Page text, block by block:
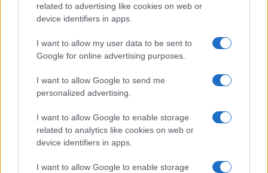
related to advertising like cookies on web or
device identifiers in apps.
I want to allow my user data to be sent to
Google for online advertising purposes.
I want to allow Google to send me
personalized advertising.
I want to allow Google to enable storage
related to analytics like cookies on web or
device identifiers in apps.
I want to allow Google to enable storage
À lire aussi
AUTOMOBILE